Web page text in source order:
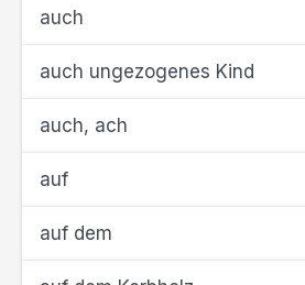
auch
auch ungezogenes Kind
auch, ach
auf
auf dem